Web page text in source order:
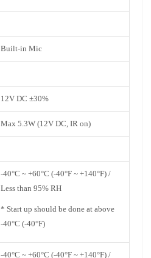
Built-in Mic
12V DC ±30%
Max 5.3W (12V DC, IR on)
-40°C ~ +60°C (-40°F ~ +140°F) /
Less than 95% RH
* Start up should be done at above
-40°C (-40°F)
-40°C ~ +60°C (-40°F ~ +140°F) /